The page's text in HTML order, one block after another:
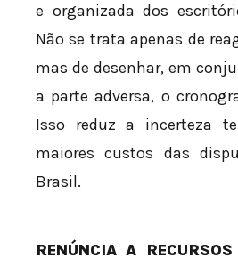
e organizada dos
Não se trata apenas de
mas de desenhar, em
a parte adversa, o
Isso reduz a incerteza
maiores custos das
Brasil.
RENÚNCIA A